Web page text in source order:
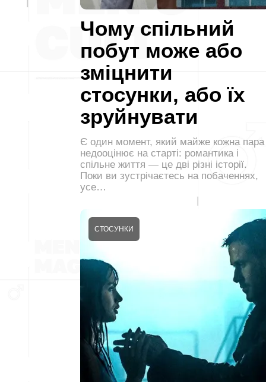
Чому спільний
побут може або
зміцнити
стосунки, або їх
зруйнувати
Є один момент, який майже кожна пара
недооцінює на старті: романтика і
спільне життя — це дві різні історії.
Поки ви зустрічаєтесь на побаченнях,
усе…
СТОСУНКИ